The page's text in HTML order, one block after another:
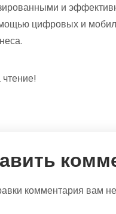
и
цифровых и
комментария вам